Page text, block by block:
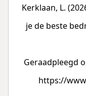
Kerklaan, L.
je de beste
Geraadpleegd
https://